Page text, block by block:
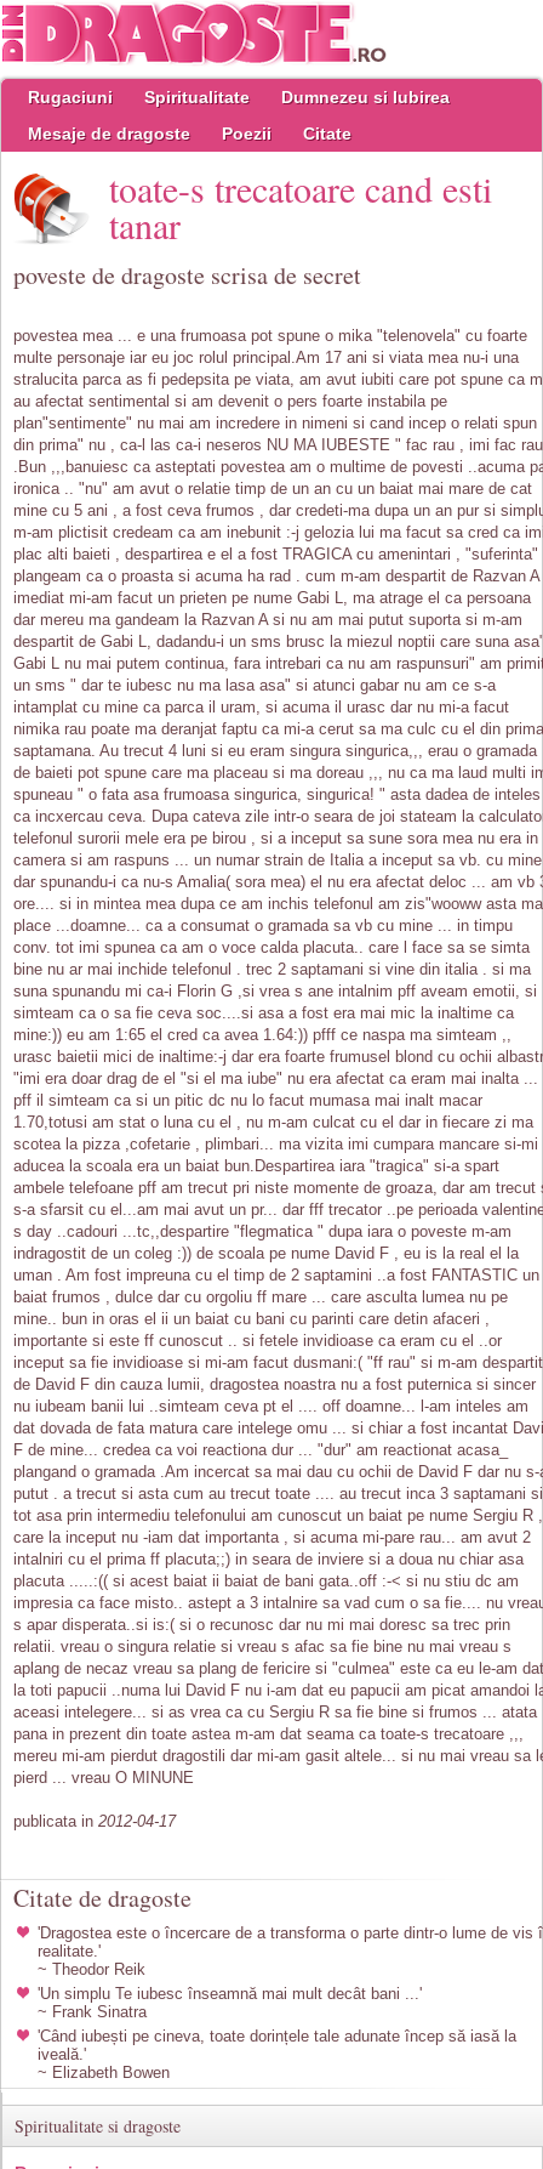
Rugaciuni Spiritualitate
Dumnezeu si Iubirea
Mesaje de dragoste
Poezii Citate
toate-s trecatoare cand esti
tanar
poveste de dragoste scrisa de secret
povestea mea ... e una frumoasa pot spune o mika "telenovela" cu foarte
multe personaje iar eu joc rolul principal.Am 17 ani si viata mea nu-i una
stralucita parca as fi pedepsita pe viata, am avut iubiti care pot spune ca
au afectat sentimental si am devenit o pers foarte instabila pe
plan"sentimente" nu mai am incredere in nimeni si cand incep o relati spun
din prima" nu , ca-l las ca-i neseros NU MA IUBESTE " fac rau , imi fac rau
.Bun ,,,banuiesc ca asteptati povestea am o multime de povesti ..acuma
ironica .. "nu" am avut o relatie timp de un an cu un baiat mai mare de cat
mine cu 5 ani , a fost ceva frumos , dar credeti-ma dupa un an pur si
m-am plictisit credeam ca am inebunit :-j gelozia lui ma facut sa cred ca
plac alti baieti , despartirea e el a fost TRAGICA cu amenintari , "suferinta"
plangeam ca o proasta si acuma ha rad . cum m-am despartit de Razvan A
imediat mi-am facut un prieten pe nume Gabi L, ma atrage el ca persoana
dar mereu ma gandeam la Razvan A si nu am mai putut suporta si m-am
despartit de Gabi L, dadandu-i un sms brusc la miezul noptii care suna
Gabi L nu mai putem continua, fara intrebari ca nu am raspunsuri" am
un sms " dar te iubesc nu ma lasa asa" si atunci gabar nu am ce s-a
intamplat cu mine ca parca il uram, si acuma il urasc dar nu mi-a facut
nimika rau poate ma deranjat faptu ca mi-a cerut sa ma culc cu el din prima
saptamana. Au trecut 4 luni si eu eram singura singurica,,, erau o gramada
de baieti pot spune care ma placeau si ma doreau ,,, nu ca ma laud multi
spuneau " o fata asa frumoasa singurica, singurica! " asta dadea de inteles
ca incxercau ceva. Dupa cateva zile intr-o seara de joi stateam la
telefonul surorii mele era pe birou , si a inceput sa sune sora mea nu era in
camera si am raspuns ... un numar strain de Italia a inceput sa vb. cu mine
dar spunandu-i ca nu-s Amalia( sora mea) el nu era afectat deloc ... am vb
ore.... si in mintea mea dupa ce am inchis telefonul am zis"wooww asta ma
place ...doamne... ca a consumat o gramada sa vb cu mine ... in timpu
conv. tot imi spunea ca am o voce calda placuta.. care l face sa se simta
bine nu ar mai inchide telefonul . trec 2 saptamani si vine din italia . si ma
suna spunandu mi ca-i Florin G ,si vrea s ane intalnim pff aveam emotii, si
simteam ca o sa fie ceva soc....si asa a fost era mai mic la inaltime ca
mine:)) eu am 1:65 el cred ca avea 1.64:)) pfff ce naspa ma simteam ,,
urasc baietii mici de inaltime:-j dar era foarte frumusel blond cu ochii
"imi era doar drag de el "si el ma iube" nu era afectat ca eram mai inalta ...
pff il simteam ca si un pitic dc nu lo facut mumasa mai inalt macar
1.70,totusi am stat o luna cu el , nu m-am culcat cu el dar in fiecare zi ma
scotea la pizza ,cofetarie , plimbari... ma vizita imi cumpara mancare si-mi
aducea la scoala era un baiat bun.Despartirea iara "tragica" si-a spart
ambele telefoane pff am trecut pri niste momente de groaza, dar am trecut
s-a sfarsit cu el...am mai avut un pr... dar fff trecator ..pe perioada
s day ..cadouri ...tc,,despartire "flegmatica " dupa iara o poveste m-am
indragostit de un coleg :)) de scoala pe nume David F , eu is la real el la
uman . Am fost impreuna cu el timp de 2 saptamini ..a fost FANTASTIC un
baiat frumos , dulce dar cu orgoliu ff mare ... care asculta lumea nu pe
mine.. bun in oras el ii un baiat cu bani cu parinti care detin afaceri ,
importante si este ff cunoscut .. si fetele invidioase ca eram cu el ..or
inceput sa fie invidioase si mi-am facut dusmani:( "ff rau" si m-am despartit
de David F din cauza lumii, dragostea noastra nu a fost puternica si sincer
nu iubeam banii lui ..simteam ceva pt el .... off doamne... l-am inteles am
dat dovada de fata matura care intelege omu ... si chiar a fost incantat
F de mine... credea ca voi reactiona dur ... "dur" am reactionat acasa_
plangand o gramada .Am incercat sa mai dau cu ochii de David F dar nu s-
putut . a trecut si asta cum au trecut toate .... au trecut inca 3 saptamani si
tot asa prin intermediu telefonului am cunoscut un baiat pe nume Sergiu R ,
care la inceput nu -iam dat importanta , si acuma mi-pare rau... am avut 2
intalniri cu el prima ff placuta;;) in seara de inviere si a doua nu chiar asa
placuta .....:(( si acest baiat ii baiat de bani gata..off :-< si nu stiu dc am
impresia ca face misto.. astept a 3 intalnire sa vad cum o sa fie.... nu
s apar disperata..si is:( si o recunosc dar nu mi mai doresc sa trec prin
relatii. vreau o singura relatie si vreau s afac sa fie bine nu mai vreau s
aplang de necaz vreau sa plang de fericire si "culmea" este ca eu le-am dat
la toti papucii ..numa lui David F nu i-am dat eu papucii am picat amandoi
aceasi intelegere... si as vrea ca cu Sergiu R sa fie bine si frumos ... atata
pana in prezent din toate astea m-am dat seama ca toate-s trecatoare ,,,
mereu mi-am pierdut dragostili dar mi-am gasit altele... si nu mai vreau sa
pierd ... vreau O MINUNE
publicata in 2012-04-17
Citate de dragoste
'Dragostea este o încercare de a transforma o parte dintr-o lume de vis
realitate.'
~ Theodor Reik
'Un simplu Te iubesc înseamnă mai mult decât bani ...'
~ Frank Sinatra
'Când iubești pe cineva, toate dorințele tale adunate încep să iasă la
iveală.'
~ Elizabeth Bowen
Spiritualitate si dragoste